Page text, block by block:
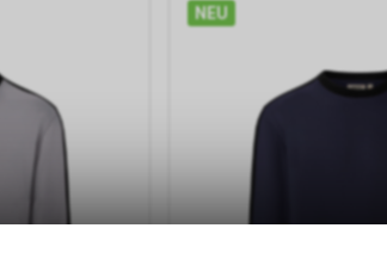
NEU